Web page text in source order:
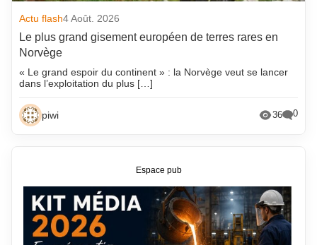
Actu flash4 Août. 2026
Le plus grand gisement européen de terres rares en
Norvège
« Le grand espoir du continent » : la Norvège veut se lancer
dans l’exploitation du plus […]
piwi 36 0
Espace pub